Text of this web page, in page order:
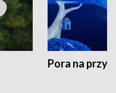
Pora na